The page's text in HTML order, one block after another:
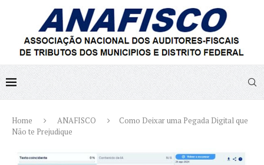
Home ANAFISCO
Como Deixar uma Pegada Digital que
Não te Prejudique